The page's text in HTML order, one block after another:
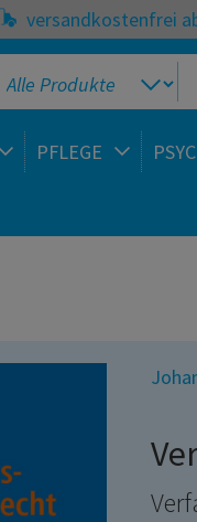
versandkostenfrei
PFLEGE